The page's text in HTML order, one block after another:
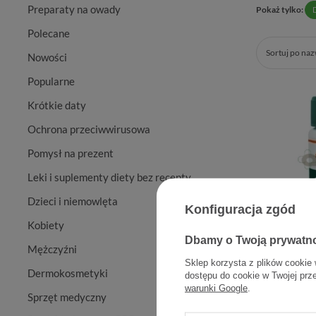
Preparaty na owady
Polecane
Nowości
Popularne
Krótkie daty
Ochrona przeciwwirusowa
Pomysł na prezent
Leki i suplementy diety bez recepty
Dzieci i niemowlęta
Kobiety
Mężczyźni
Dermokosmetyki
Sprzęt medyczny
Pokaż tylko:
Sortuj po
Konfiguracja zgód
Dbamy o Twoją
Sklep korzysta z plików cookie
dostępu do cookie w Twojej
warunki Google